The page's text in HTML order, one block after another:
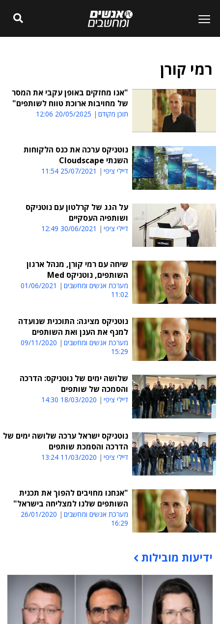
רמי קורן
"אנו מחזקים באופן עקבי את המסר
של מחויבות ארוכת טווח לשותפים"
תוכן מקודם 20/05/2025 12:06
נוטניקס ערכה את כנס הלקוחות
השנתי Cloudscape
דיילי ציפי 25/07/2021 11:54
על הגג של קרלטון עם נוטניקס
ושותפיה העסקיים
דיילי ציפי 30/06/2021 12:49
שיחה עם רמי קורן, מנהל ארגון
השותפים, נוטניקס Med
מערכת אנשים ומחשבים
01/06/2021
11:02
נוטניקס מציגה: התוכנית שנועדה
למנף את הענן ואת השותפים
מערכת אנשים ומחשבים
09/11/2020
15:29
שלושה ימים של נוטניקס: הדרכה
והסמכה של שותפים
דיילי ציפי 18/03/2020 14:30
נוטניקס ישראל ערכה שלושה ימים של
הדרכה והסמכת שותפים
דיילי ציפי 11/03/2020 13:24
"אנחנו מחויבים להפוך את תכנית
השותפים שלנו למצליחה בישראל"
מערכת אנשים ומחשבים
26/01/2020
16:29
תוכן פרסומי
ידיעות מובילות